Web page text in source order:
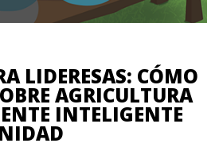
LIDERESAS: CÓMO
AGRICULTURA
INTELIGENTE